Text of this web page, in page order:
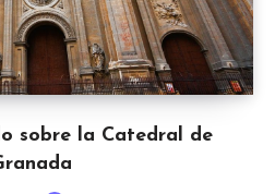
sobre la Catedral de